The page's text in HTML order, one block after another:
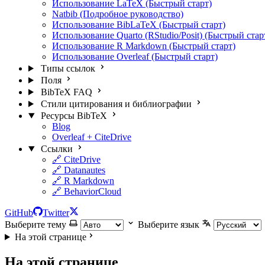
Использование LaTeX (Быстрый старт)
Natbib (Подробное руководство)
Использование BibLaTeX (Быстрый старт)
Использование Quarto (RStudio/Posit) (Быстрый
Использование R Markdown (Быстрый старт)
Использование Overleaf (Быстрый старт)
Типы ссылок
Поля
BibTeX FAQ
Стили цитирования и библиографии
Ресурсы BibTeX
Blog
Overleaf + CiteDrive
Ссылки
🔗 CiteDrive
🔗 Datanautes
🔗 R Markdown
🔗 BehaviorCloud
GitHub
Twitter
Выберите тему
Выберите язык
На этой странице